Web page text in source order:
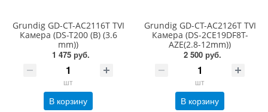
Grundig GD-CT-AC2116T TVI
Камера (DS-T200 (B) (3.6
mm))
1 475 руб.
шт
В корзину
Grundig GD-CT-AC2126T TVI
Камера (DS-2CE19DF8T-
AZE(2.8-12mm))
2 500 руб.
шт
В корзину